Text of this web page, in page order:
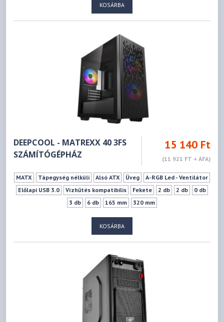
KOSÁRBA
DEEPCOOL - MATREXX 40 3FS
SZÁMÍTÓGÉPHÁZ
15 140 Ft
(11 921 FT + ÁFA)
MATX Tápegység nélküli Alsó ATX Üveg
A-RGB Led - Ventilátor
Előlapi USB 3.0
Vízhűtés kompatibilis Fekete 2 db 2 db
0 db
3 db
6 db 165 mm 320 mm
KOSÁRBA